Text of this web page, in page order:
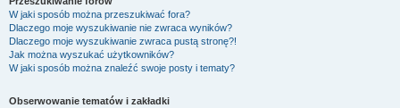
W jaki sposób można przeszukiwać fora?
Dlaczego moje wyszukiwanie nie zwraca wyników?
Dlaczego moje wyszukiwanie zwraca pustą stronę?!
Jak można wyszukać użytkowników?
W jaki sposób można znaleźć swoje posty i tematy?
Obserwowanie tematów i zakładki